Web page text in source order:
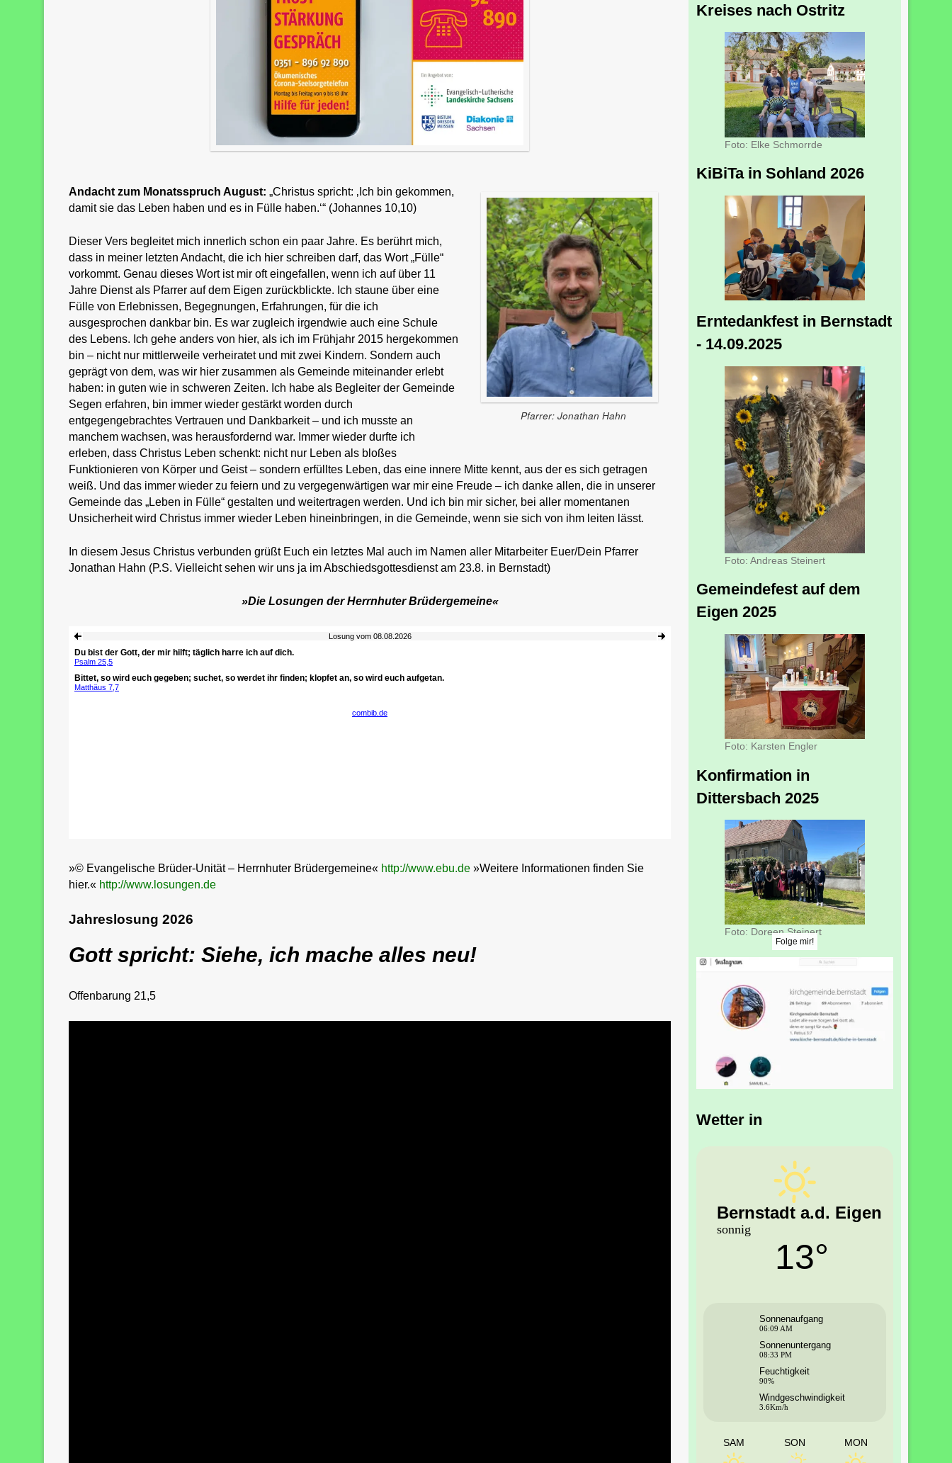
Pfarrer: Jonathan Hahn
Andacht zum Monatsspruch August: „Christus spricht: ‚Ich bin gekommen,
damit sie das Leben haben und es in Fülle haben.‘“ (Johannes 10,10)
Dieser Vers begleitet mich innerlich schon ein paar Jahre. Es berührt mich,
dass in meiner letzten Andacht, die ich hier schreiben darf, das Wort „Fülle“
vorkommt. Genau dieses Wort ist mir oft eingefallen, wenn ich auf über 11
Jahre Dienst als Pfarrer auf dem Eigen zurückblickte. Ich staune über eine
Fülle von Erlebnissen, Begegnungen, Erfahrungen, für die ich
ausgesprochen dankbar bin. Es war zugleich irgendwie auch eine Schule
des Lebens. Ich gehe anders von hier, als ich im Frühjahr 2015 hergekommen
bin – nicht nur mittlerweile verheiratet und mit zwei Kindern. Sondern auch
geprägt von dem, was wir hier zusammen als Gemeinde miteinander erlebt
haben: in guten wie in schweren Zeiten. Ich habe als Begleiter der Gemeinde
Segen erfahren, bin immer wieder gestärkt worden durch
entgegengebrachtes Vertrauen und Dankbarkeit – und ich musste an
manchem wachsen, was herausfordernd war. Immer wieder durfte ich
erleben, dass Christus Leben schenkt: nicht nur Leben als bloßes
Funktionieren von Körper und Geist – sondern erfülltes Leben, das eine innere Mitte kennt, aus der es sich getragen
weiß. Und das immer wieder zu feiern und zu vergegenwärtigen war mir eine Freude – ich danke allen, die in unserer
Gemeinde das „Leben in Fülle“ gestalten und weitertragen werden. Und ich bin mir sicher, bei aller momentanen
Unsicherheit wird Christus immer wieder Leben hineinbringen, in die Gemeinde, wenn sie sich von ihm leiten lässt.
In diesem Jesus Christus verbunden grüßt Euch ein letztes Mal auch im Namen aller Mitarbeiter Euer/Dein Pfarrer
Jonathan Hahn (P.S. Vielleicht sehen wir uns ja im Abschiedsgottesdienst am 23.8. in Bernstadt)
»Die Losungen der Herrnhuter Brüdergemeine«
»© Evangelische Brüder-Unität – Herrnhuter Brüdergemeine« http://www.ebu.de »Weitere Informationen finden Sie
hier.« http://www.losungen.de
Jahreslosung 2026
Gott spricht: Siehe, ich mache alles neu!
Offenbarung 21,5
Kreises nach Ostritz
Foto: Elke Schmorrde
KiBiTa in Sohland 2026
Erntedankfest in Bernstadt
- 14.09.2025
Foto: Andreas Steinert
Gemeindefest auf dem
Eigen 2025
Foto: Karsten Engler
Konfirmation in
Dittersbach 2025
Foto: Doreen Steinert
Folge mir!
Wetter in
Bernstadt a.d. Eigen
sonnig
13°
Sonnenaufgang
06:09 AM
Sonnenuntergang
08:33 PM
Feuchtigkeit
90%
Windgeschwindigkeit
3.6Km/h
SAM SON MON